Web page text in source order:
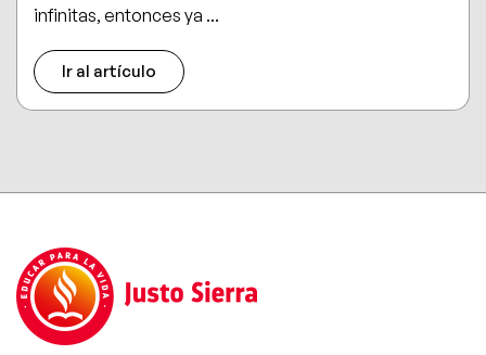
infinitas, entonces ya ...
Ir al artículo